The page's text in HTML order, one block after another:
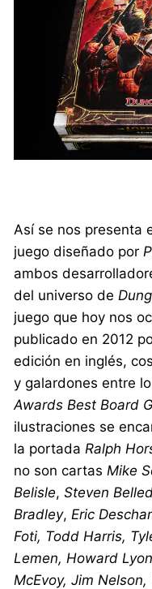
Así se nos presenta
juego diseñado por
ambos
del universo de
juego que hoy nos
publicado en 2012
edición en inglés,
y galardones entre
Awards Best Board
ilustraciones se
la portada Ralph
no son cartas Mike
Belisle,Steven
Bradley, Eric
Foti, Todd Harris,
Lemen, Howard
McEvoy, Jim Nelson,